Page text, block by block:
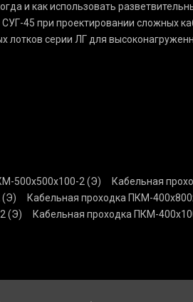
и как использовать
45 при проектировании сложных
лотков серии ЛГ для
500х500х100-2 (Э) Кабельная
(Э)
Кабельная проходка ПКМ-
(Э)
Кабельная проходка ПКМ-